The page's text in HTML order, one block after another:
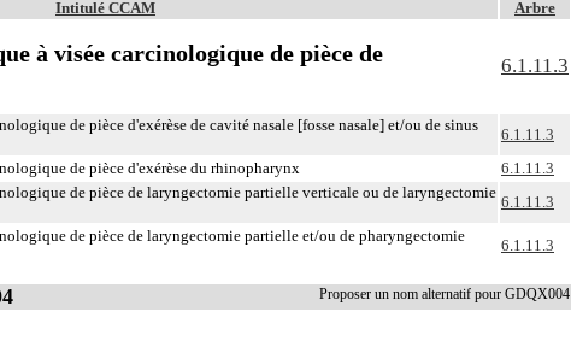
Intitulé CCAM Arbre
à visée carcinologique de pièce de
6.1.11.3
de pièce d'exérèse de cavité nasale [fosse nasale] et/ou de sinus
6.1.11.3
de pièce d'exérèse du rhinopharynx 6.1.11.3
de pièce de laryngectomie partielle verticale ou de laryngectomie
6.1.11.3
de pièce de laryngectomie partielle et/ou de pharyngectomie
6.1.11.3
Proposer un nom alternatif pour GDQX004